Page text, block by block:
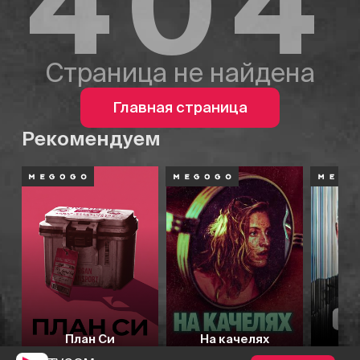
Страница не найдена
Главная страница
Рекомендуем
План Си На качелях